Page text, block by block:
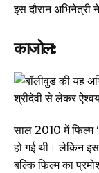
इस दौरान अभिनेत्री
काजोल:
साल 2010 में फिल्म
हो गई थी। लेकिन
बल्कि फिल्म का